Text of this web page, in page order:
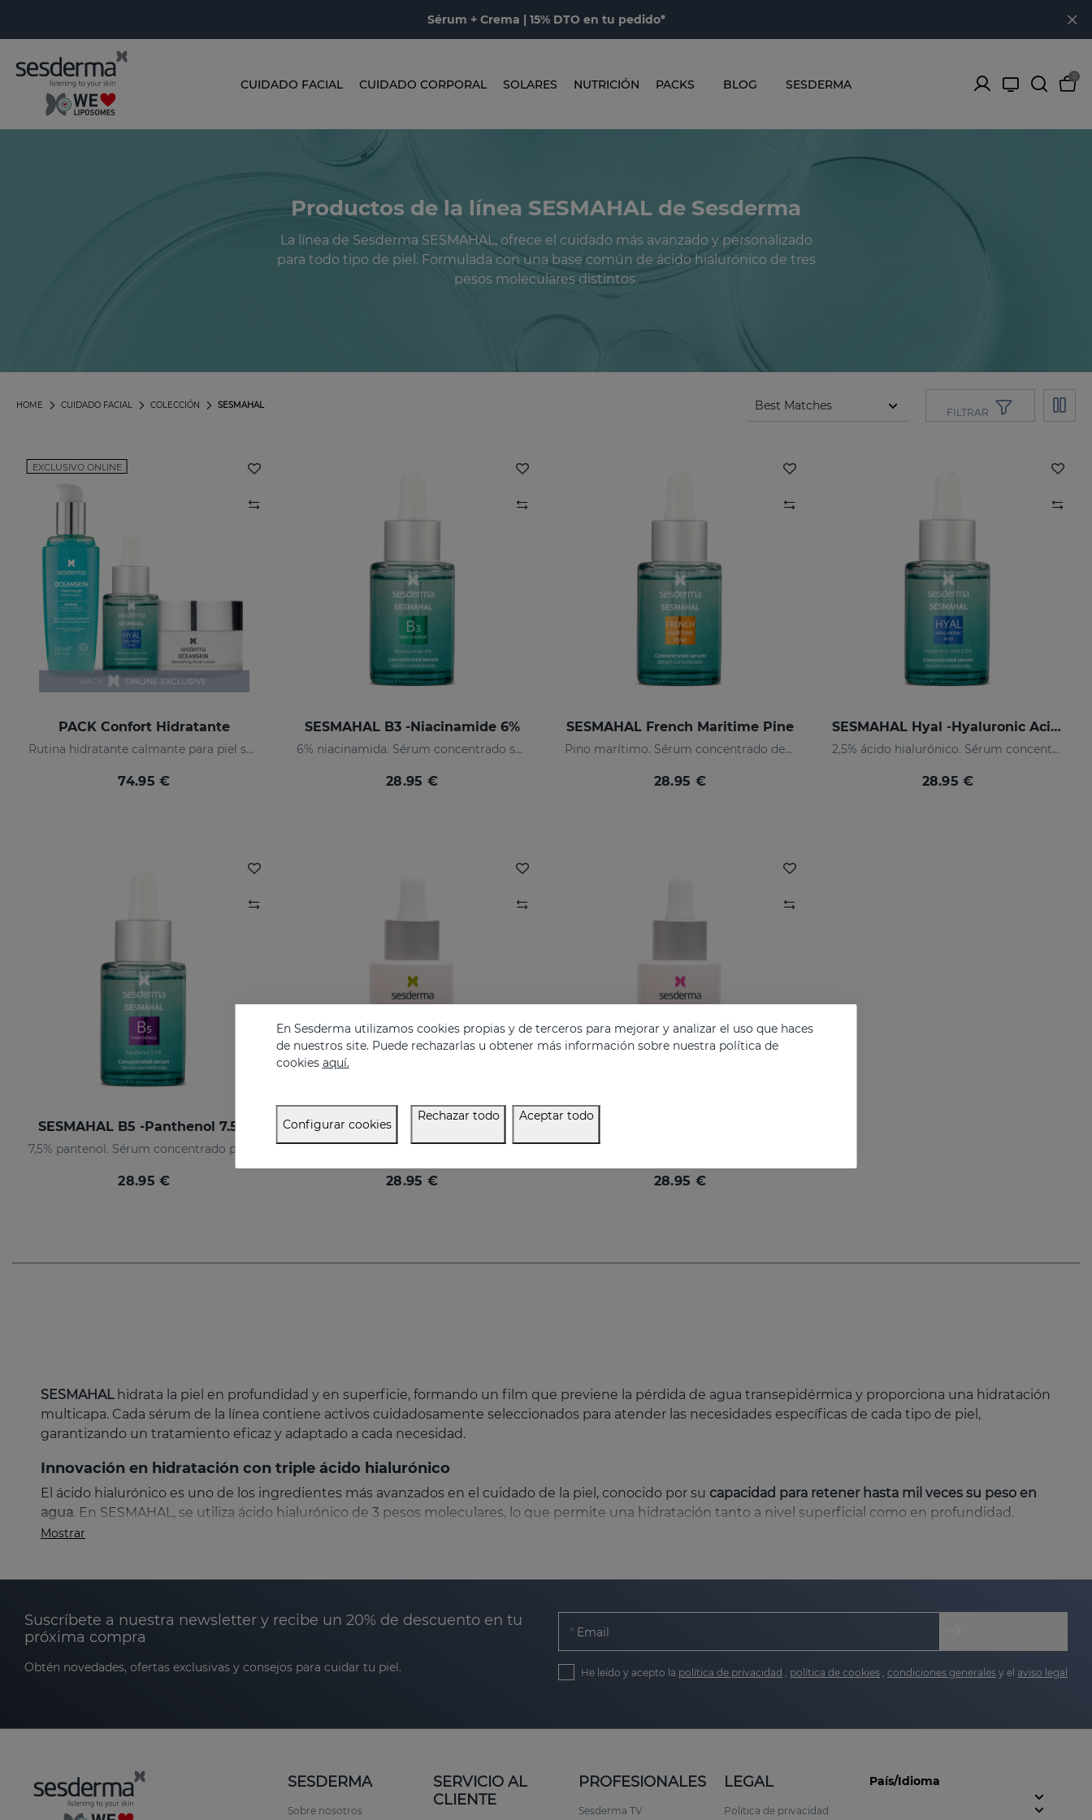
Sérum + Crema | 15% DTO en tu pedido*
CUIDADO FACIAL CUIDADO CORPORAL SOLARES NUTRICIÓN PACKS BLOG SESDERMA
0
Productos de la línea SESMAHAL de Sesderma
La línea de Sesderma SESMAHAL, ofrece el cuidado más avanzado y personalizado
para todo tipo de piel. Formulada con una base común de ácido hialurónico de tres
pesos moleculares distintos.
SESMAHAL
COLECCIÓN
CUIDADO FACIAL
HOME
FILTRAR
EXCLUSIVO ONLINE
PACK Confort Hidratante
Rutina hidratante calmante para piel seca o sensibilizada
74.95 €
SESMAHAL B3 -Niacinamide 6%
6% niacinamida. Sérum concentrado seborregulador
28.95 €
SESMAHAL French Maritime Pine
Pino marítimo. Sérum concentrado despigmentante
28.95 €
SESMAHAL Hyal -Hyaluronic Acid 2.5%
2,5% ácido hialurónico. Sérum concentrado rellenador
28.95 €
SESMAHAL B5 -Panthenol 7.5%
28.95 €
EGCG. Sérum concentrado antioxidante
28.95 € 28.95 €
SESMAHALhidrata la piel en profundidad y en superficie, formando un film que previene la pérdida de agua transepidérmica y proporciona una hidratación
multicapa. Cada sérum de la línea contiene activos cuidadosamente seleccionados para atender las necesidades específicas de cada tipo de piel,
garantizando un tratamiento eficaz y adaptado a cada necesidad.
Innovación en hidratación con triple ácido hialurónico
El ácido hialurónico es uno de los ingredientes más avanzados en el cuidado de la piel, conocido por su capacidad para retener hasta mil veces su peso en
agua. En SESMAHAL, se utiliza ácido hialurónico de 3 pesos moleculares, lo que permite una hidratación tanto a nivel superficial como en profundidad.
Ácido hialurónico hidrolizado: alcanza las capas más profundas para promover la síntesis de ácido hialurónico endógeno y suavizar visiblemente las
arrugas.
Hidratación profunda y duradera
Mostrar
Suscríbete a nuestra newsletter y recibe un 20% de descuento en tu
próxima compra
Obtén novedades, ofertas exclusivas y consejos para cuidar tu piel.
Email
He leído y acepto la política de privacidad política de cookies condiciones generales y el aviso legal
SESDERMA
Sobre nosotros
SERVICIO AL
CLIENTE
PROFESIONALES
Sesderma TV
LEGAL
Política de privacidad
País/Idioma
En Sesderma utilizamos cookies propias y de terceros para mejorar y analizar el uso que haces
de nuestros site. Puede rechazarlas u obtener más información sobre nuestra política de
cookies aquí.
Configurar cookies
Rechazar todo Aceptar todo